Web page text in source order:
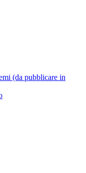
(da pubblicare in